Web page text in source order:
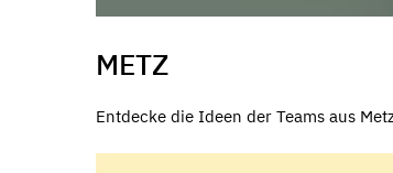
METZ
Entdecke die Ideen der Teams aus